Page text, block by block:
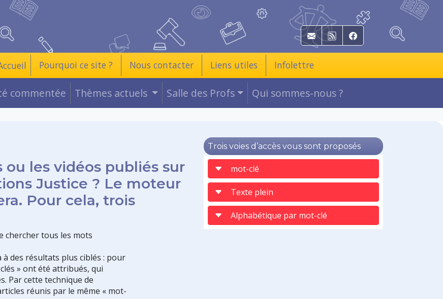
E-mail RSS Facebook
Pourquoi ce site ? Nous contacter Liens utiles Infolettre
commentée Thèmes actuels Salle des Profs Qui sommes-nous ?
les vidéos publiés sur
Justice ? Le moteur
Pour cela, trois
chercher tous les mots
des résultats plus ciblés : pour
» ont été attribués, qui
Par cette technique de
réunis par le même « mot-
Trois voies d’accès vous sont proposés
mot-clé
Texte plein
Alphabétique par mot-clé